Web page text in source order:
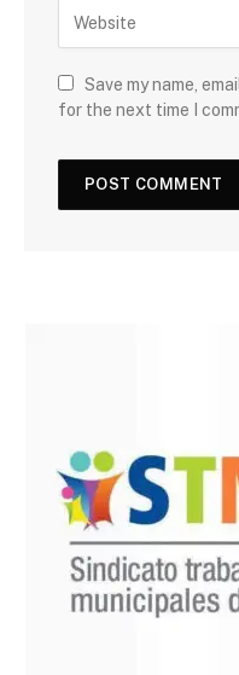
Save my name,
for the next time I